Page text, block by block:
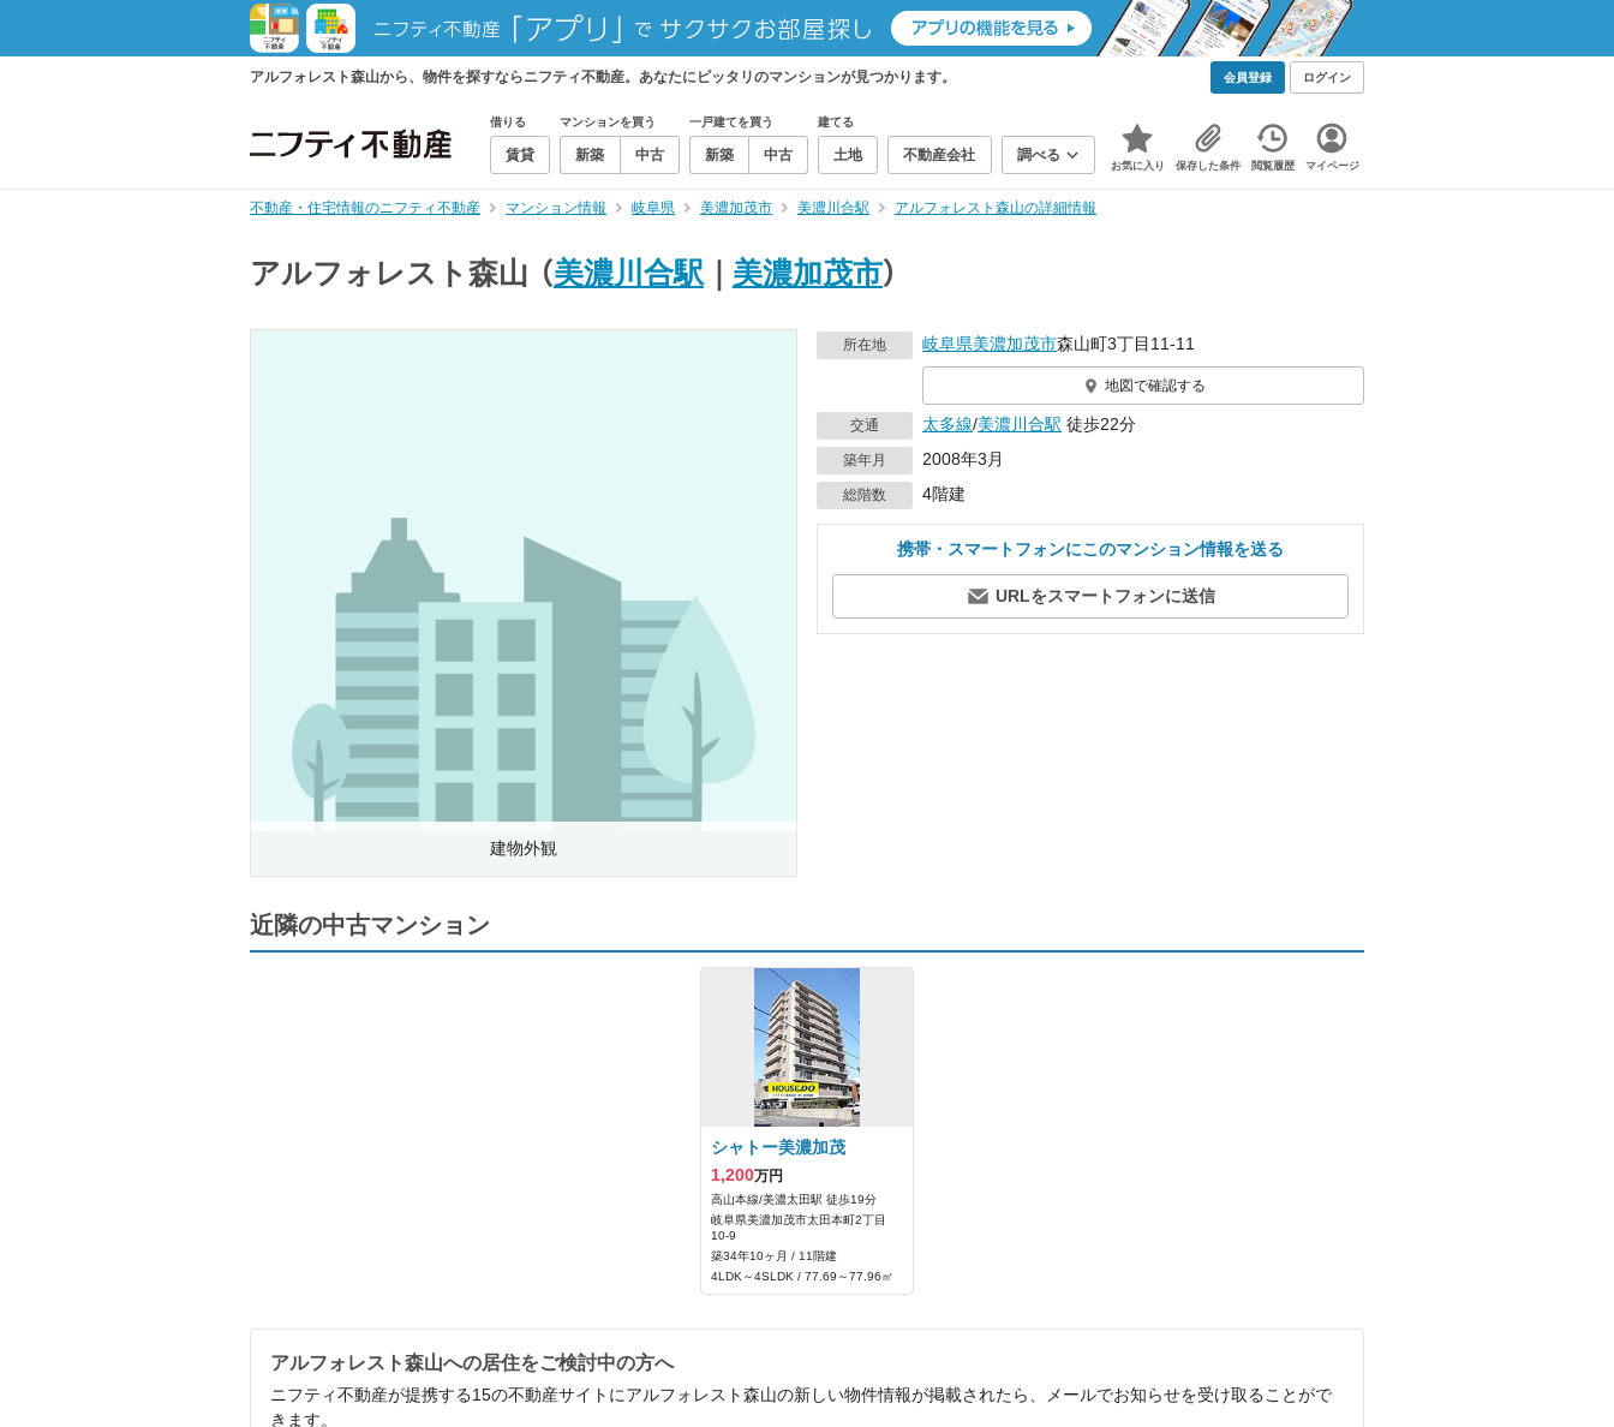
アルフォレスト森山から、物件を探すならニフティ不動産。あなたにピッタリのマンションが見つかります。 会員登録 ログイン
借りる
賃貸
マンションを買う
新築 中古
一戸建てを買う
新築 中古
建てる
土地 不動産会社 調べる
お気に入り 保存した条件 閲覧履歴 マイページ
不動産・住宅情報のニフティ不動産 マンション情報 岐阜県 美濃加茂市 美濃川合駅 アルフォレスト森山の詳細情報
アルフォレスト森山 （美濃川合駅 美濃加茂市）
建物外観
所在地 岐阜県美濃加茂市森山町3丁目11-11
地図で確認する
交通 太多線/美濃川合駅 徒歩22分
築年月 2008年3月
総階数 4階建
携帯・スマートフォンにこのマンション情報を送る
URLをスマートフォンに送信
近隣の中古マンション
シャトー美濃加茂
1,200万円
高山本線/美濃太田駅 徒歩19分
岐阜県美濃加茂市太田本町2丁目
10-9
築34年10ヶ月 / 11階建
4LDK～4SLDK / 77.69～77.96㎡
アルフォレスト森山への居住をご検討中の方へ
ニフティ不動産が提携する15の不動産サイトにアルフォレスト森山の新しい物件情報が掲載されたら、メールでお知らせを受け取ることがで
きます。